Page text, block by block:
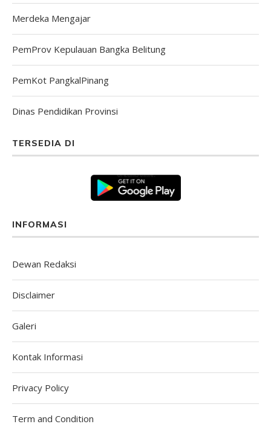
Merdeka Mengajar
PemProv Kepulauan Bangka Belitung
PemKot PangkalPinang
Dinas Pendidikan Provinsi
TERSEDIA DI
INFORMASI
Dewan Redaksi
Disclaimer
Galeri
Kontak Informasi
Privacy Policy
Term and Condition